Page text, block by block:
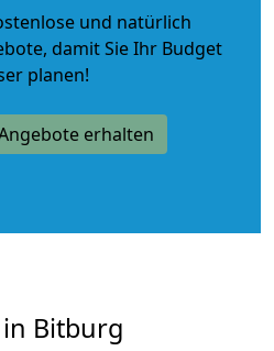
und natürlich
, damit Sie Ihr Budget
planen!
erhalten
Bitburg